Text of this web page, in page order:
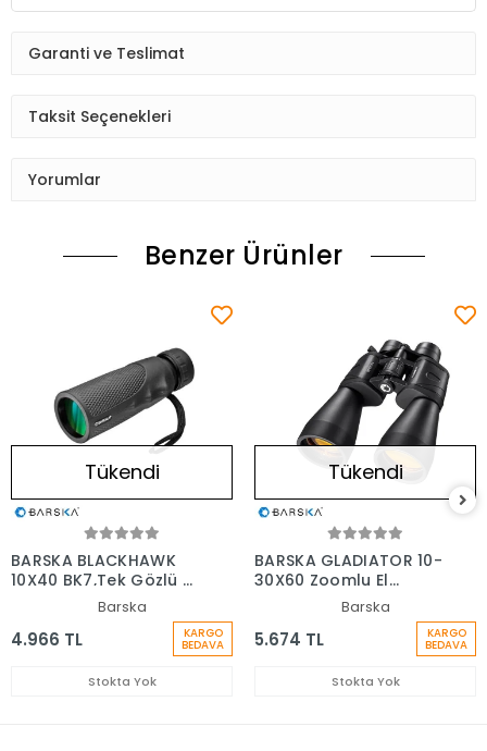
Garanti ve Teslimat
Taksit Seçenekleri
Yorumlar
Benzer Ürünler
Tükendi
BARSKA BLACKHAWK
10X40 BK7,Tek Gözlü El
Barska
4.966 TL KARGO
BEDAVA
Stokta Yok
Tükendi
BARSKA GLADIATOR 10-
30X60 Zoomlu El
Barska
5.674 TL KARGO
BEDAVA
Stokta Yok